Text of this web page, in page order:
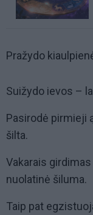
Pražydo
Suižydo ievos –
Pasirodė pirmieji
šilta.
Vakarais
nuolatinė šiluma.
Taip pat